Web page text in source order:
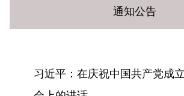
通知公告
习近平：在庆祝中国共产党成